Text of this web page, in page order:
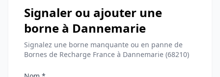
Signaler ou ajouter une
borne à Dannemarie
Signalez une borne manquante ou en panne de
Bornes de Recharge France à Dannemarie (68210)